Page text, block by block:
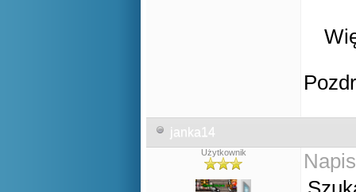
janka14
Użytkownik